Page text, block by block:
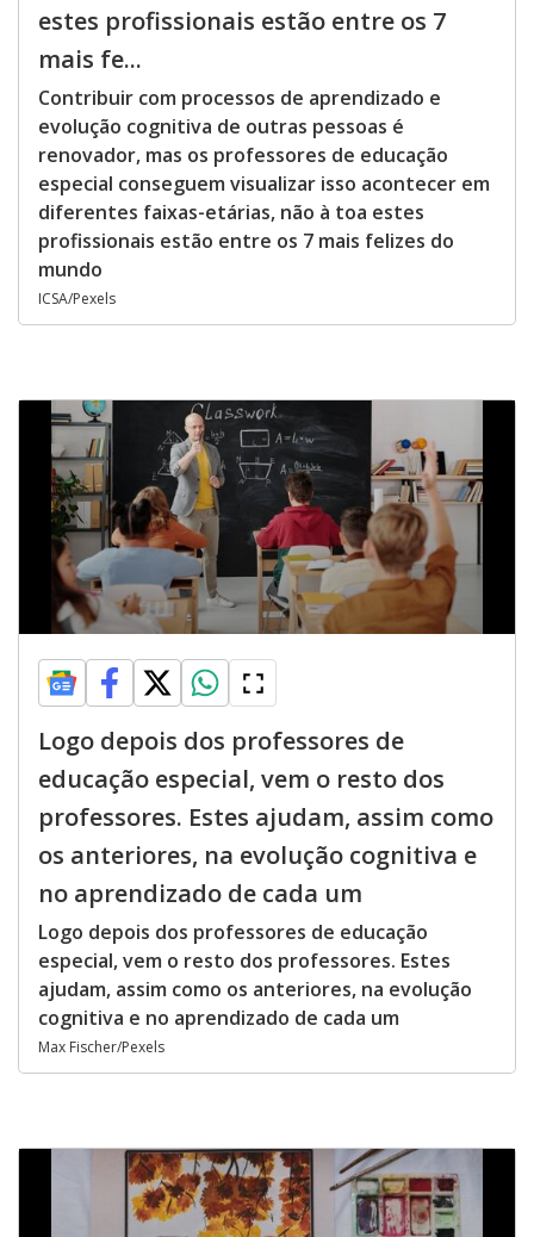
estes profissionais estão entre os 7
mais fe...
Contribuir com processos de aprendizado e
evolução cognitiva de outras pessoas é
renovador, mas os professores de educação
especial conseguem visualizar isso acontecer em
diferentes faixas-etárias, não à toa estes
profissionais estão entre os 7 mais felizes do
mundo
ICSA/Pexels
Logo depois dos professores de
educação especial, vem o resto dos
professores. Estes ajudam, assim como
os anteriores, na evolução cognitiva e
no aprendizado de cada um
Logo depois dos professores de educação
especial, vem o resto dos professores. Estes
ajudam, assim como os anteriores, na evolução
cognitiva e no aprendizado de cada um
Max Fischer/Pexels